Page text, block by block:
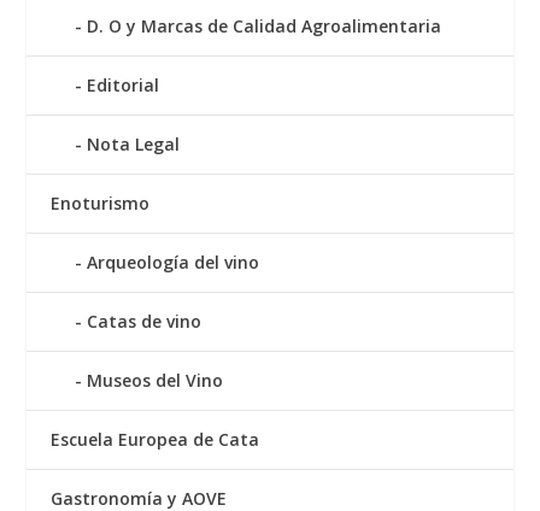
D. O y Marcas de Calidad Agroalimentaria
Editorial
Nota Legal
Enoturismo
Arqueología del vino
Catas de vino
Museos del Vino
Escuela Europea de Cata
Gastronomía y AOVE